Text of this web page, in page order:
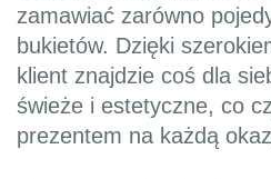
zamawiać zarówno
bukietów. Dzięki
klient znajdzie coś dla
świeże i estetyczne, co
prezentem na każdą